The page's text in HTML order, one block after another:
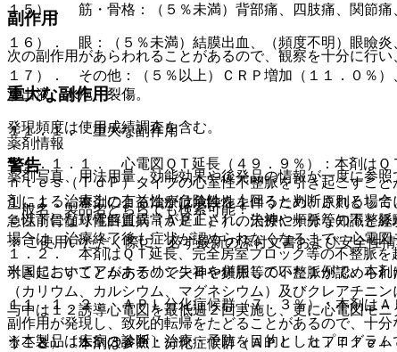
１５）． 筋・骨格：（５％未満）背部痛、四肢痛、関節痛
１６）． 眼：（５％未満）結膜出血、（頻度不明）眼瞼炎
１７）． その他：（５％以上）ＣＲＰ増加（１１．０％
滲出液、水疱、裂傷。
発現頻度は使用成績調査を含む。
警告
１．１． 本剤による治療は危険性を伴うため、原則として
急性前骨髄球性白血病（ＡＰＬ））の治療に十分な知識と
１．２． 本剤はＱＴ延長、完全房室ブロック等の不整脈
引き起こすことがあるので失神や頻脈等の不整脈が認めら
（カリウム、カルシウム、マグネシウム）及びクレアチニ
与中は１２誘導心電図を最低週２回実施し、更に心電図モ
１．３． 本剤はＡＰＬ分化症候群（ＡＰＬ ｄｉｆｆｅｒ
副作用
次の副作用があらわれることがあるので、観察を十分に行
重大な副作用
１１．１． 重大な副作用
１１．１．１． 心電図ＱＴ延長（４９．９％）：本剤は
ｎｔｅｓ（ＴｄＰ）タイプの心室性不整脈を引き起こすこ
剤による治療上の有益性が危険性を上回ると判断される場
ｃ以下になり電解質異常が是正され、失神や頻脈等の不整
場合は、治療終了後も症状が認められなくなるまで、心電
米国においてアムホテリシンＢを併用していた１例で、本
１１．１．２． ＡＰＬ分化症候群（７．３％）：本剤は
副作用が発現し、致死的転帰をたどることがあるので、十
うこと）〔１．３参照〕。
薬剤情報
薬剤写真、用法用量、効能効果や後発品の情報が一度に参
一般名、製品名どちらでも検索可能！
※ ご使用いただく際に、必ず最新の添付文書および安全性
※本製品は疾病の診断・治療・予防を目的としたプログラム